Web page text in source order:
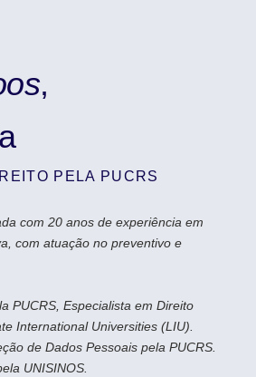
,
PELA PUCRS
com 20 anos de experiência em
com atuação no preventivo e
PUCRS, Especialista em Direito
International Universities (LIU).
de Dados Pessoais pela PUCRS.
UNISINOS.